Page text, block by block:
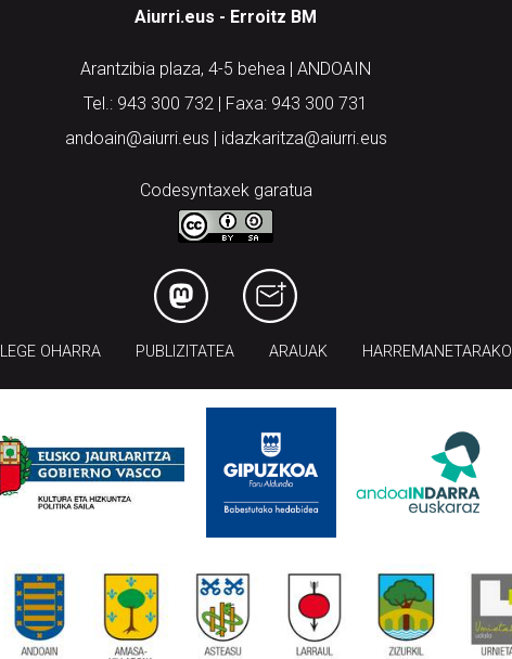
Aiurri.eus - Erroitz BM
Arantzibia plaza, 4-5 behea | ANDOAIN
Tel.: 943 300 732 | Faxa: 943 300 731
andoain@aiurri.eus | idazkaritza@aiurri.eus
Codesyntaxek garatua
LEGE OHARRA PUBLIZITATEA ARAUAK HARREMANETARAKO